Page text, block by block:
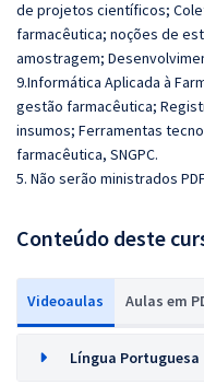
de projetos científicos;
farmacêutica; noções de
amostragem;
9.Informática Aplicada à
gestão farmacêutica;
insumos; Ferramentas
farmacêutica, SNGPC.
5. Não serão ministrados
Conteúdo deste
Videoaulas Aulas em
Língua Portuguesa